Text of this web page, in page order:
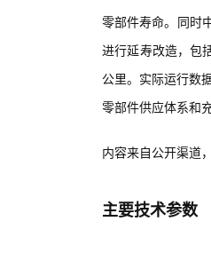
零部件寿命。同时
进行延寿改造，包
公里。实际运行数
零部件供应体系和
内容来自公开渠道
主要技术参数